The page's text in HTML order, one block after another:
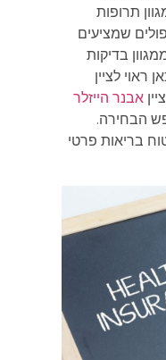
שמציעים
בדיקות
לציין
הייזלר
פרטי